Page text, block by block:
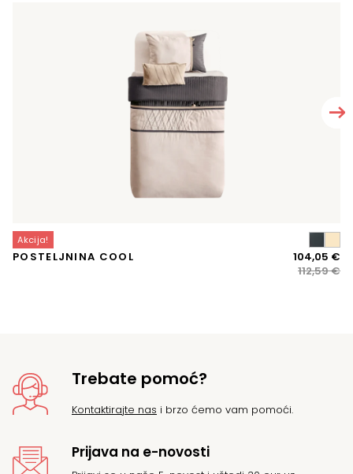
Akcija!
POSTELJNINA COOL
112,59€
104,05 €
Trebate pomoć?
Kontaktirajte nas i brzo ćemo vam pomoći.
Prijava na e-novosti